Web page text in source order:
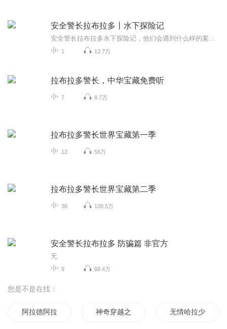
安全警长拉布拉多丨水下探险记
1 12.7万
拉布拉多警长，中华宝藏免费听
7 8.7万
拉布拉多警长世界宝藏第一季
12 56万
拉布拉多警长世界宝藏第二季
36 108.5万
安全警长拉布拉多 防骗篇 非官方
无
9 68.4万
您是不是在找：
阿拉德阿拉德 神奇穿越之巴拉拉 无情哈拉少